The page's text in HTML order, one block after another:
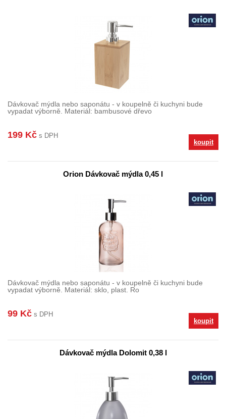
Dávkovač mýdla nebo saponátu - v koupelně či kuchyni bude
vypadat výborně. Materiál: bambusové dřevo
199 Kč s DPH
koupit
Orion Dávkovač mýdla 0,45 l
Dávkovač mýdla nebo saponátu - v koupelně či kuchyni bude
vypadat výborně. Materiál: sklo, plast. Ro
99 Kč s DPH
koupit
Dávkovač mýdla Dolomit 0,38 l